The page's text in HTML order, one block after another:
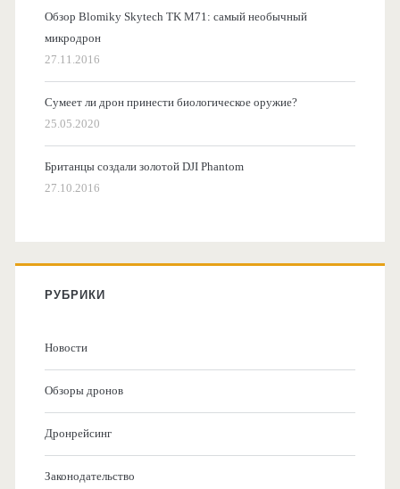
Обзор Blomiky Skytech TK M71: самый необычный
микродрон
27.11.2016
Сумеет ли дрон принести биологическое оружие?
25.05.2020
Британцы создали золотой DJI Phantom
27.10.2016
РУБРИКИ
Новости
Обзоры дронов
Дронрейсинг
Законодательство